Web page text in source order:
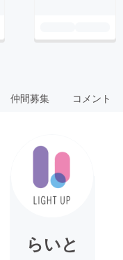
仲間募集 コメント
らいと